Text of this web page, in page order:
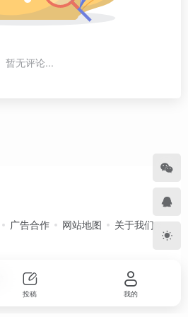
暂无评论...
广告合作 网站地图 关于我们
投稿 我的